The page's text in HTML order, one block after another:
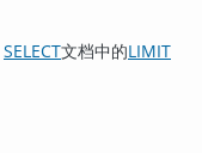
SELECT文档中的LIMIT